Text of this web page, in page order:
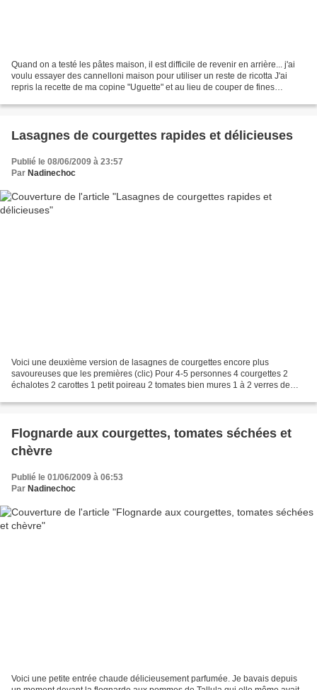
Quand on a testé les pâtes maison, il est difficile de revenir en arrière... j'ai
voulu essayer des cannelloni maison pour utiliser un reste de ricotta J'ai
repris la recette de ma copine "Uguette" et au lieu de couper de fines
Lasagnes de courgettes rapides et délicieuses
Publié le 08/06/2009 à 23:57
Par Nadinechoc
Voici une deuxième version de lasagnes de courgettes encore plus
savoureuses que les premières (clic) Pour 4-5 personnes 4 courgettes 2
échalotes 2 carottes 1 petit poireau 2 tomates bien mures 1 à 2 verres de
Flognarde aux courgettes, tomates séchées et
chèvre
Publié le 01/06/2009 à 06:53
Par Nadinechoc
Voici une petite entrée chaude délicieusement parfumée. Je bavais depuis